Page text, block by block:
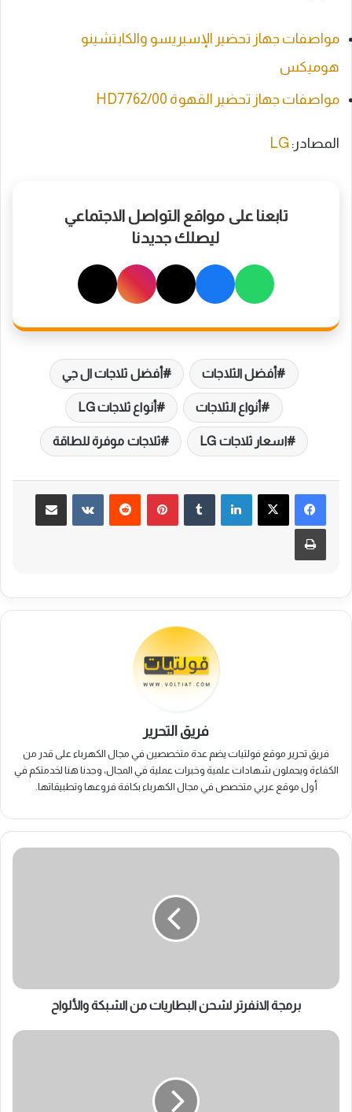
مواصفات جهاز تحضير الإسبريسو والكابتشينو
هوميكس
مواصفات جهاز تحضير القهوة HD7762/00
المصادر: LG
تابعنا على مواقع التواصل الاجتماعي
ليصلك جديدنا
أفضل الثلاجات أفضل ثلاجات ال جي
أنواع الثلاجات أنواع ثلاجات LG
اسعار ثلاجات LG ثلاجات موفرة للطاقة
لينكدإن بينتيريست مشاركة عبر البريد
طباعة
فريق التحرير
فريق تحرير موقع فولتيات يضم عدة متخصصين في مجال الكهرباء على قدر من
الكفاءة ويحملون شهادات علمية وخبرات عملية في المجال، وجدنا هنا لخدمتكم في
أول موقع عربي متخصص في مجال الكهرباء بكافة فروعها وتطبيقاتها.
برمجة
برمجة الانفرتر لشحن البطاريات من الشبكة والألواح
برمجة